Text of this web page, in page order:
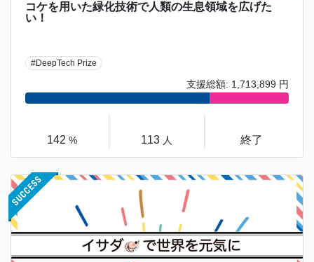
コケを用いた緑化技術で人類の生息領域を広げた
い！
#DeepTech Prize
支援総額: 1,713,899 円
142 % 113 人 終了